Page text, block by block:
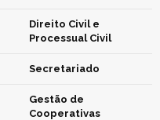
Direito Civil e
Processual Civil
Secretariado
Gestão de
Cooperativas